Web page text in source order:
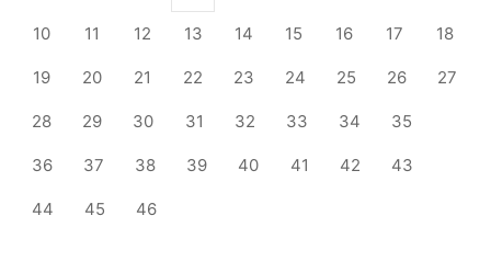
10 11 12 13 14 15 16 17 18
19 20 21 22 23 24 25 26 27
28 29 30 31 32 33 34 35
36 37 38 39 40 41 42 43
44 45 46